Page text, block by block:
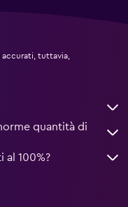
tuttavia,
quantità di
al 100%?